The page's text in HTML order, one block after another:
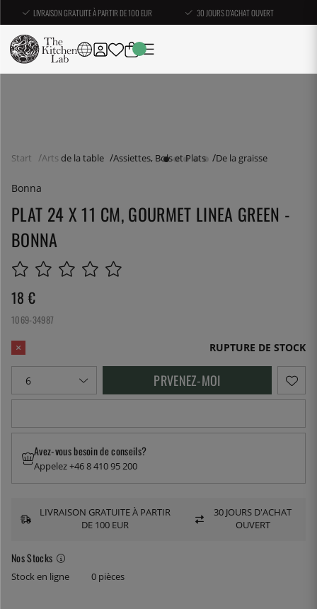
LIVRAISON GRATUITE À PARTIR DE 100 EUR 30 JOURS D'ACHAT OUVERT
Start Arts de la table Assiettes, Bols et Plats De la graisse
Bonna
PLAT 24 X 11 CM, GOURMET LINEA GREEN -
BONNA
18 €
1069-34987
RUPTURE DE STOCK
PRVENEZ-MOI
Nos Stocks
Stock en ligne 0 pièces
Avez-vous besoin de conseils?
Appelez +46 8 410 95 200
LIVRAISON GRATUITE À PARTIR
DE 100 EUR
30 JOURS D'ACHAT
OUVERT